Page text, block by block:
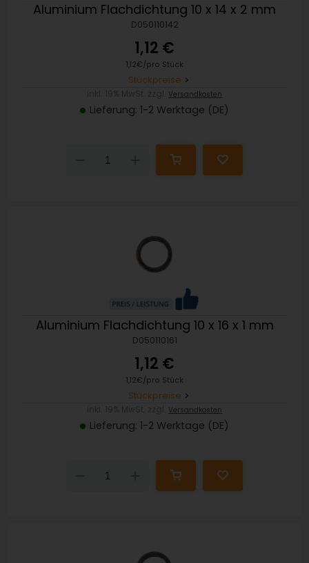
Aluminium Flachdichtung 10 x 14 x 2 mm
D050110142
1,12 €
1,12€/pro Stück
Stückpreise
Versandkosten
Lieferung: 1-2 Werktage (DE)
Down
Aluminium Flachdichtung 10 x 16 x 1 mm
D050110161
1,12 €
1,12€/pro Stück
Stückpreise
Versandkosten
Lieferung: 1-2 Werktage (DE)
Down